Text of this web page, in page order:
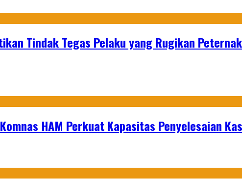
Tindak Tegas Pelaku yang Rugikan
HAM Perkuat Kapasitas Penyelesaian